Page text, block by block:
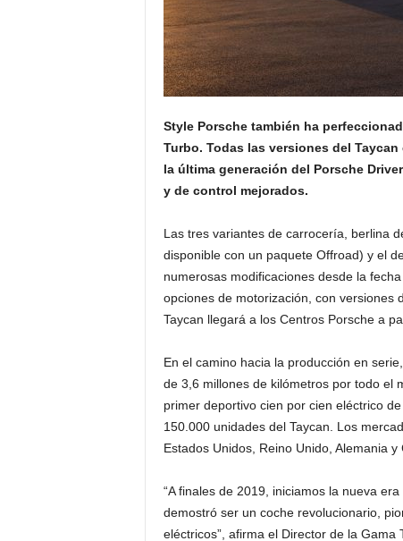
Style Porsche también ha
Turbo. Todas las versiones del
la última generación del Porsche
y de control mejorados.
Las tres variantes de carrocería, berlina
disponible con un paquete Offroad) y el
numerosas modificaciones desde la
opciones de motorización, con versiones
Taycan llegará a los Centros Porsche a
En el camino hacia la producción en
de 3,6 millones de kilómetros por todo el
primer deportivo cien por cien eléctrico
150.000 unidades del Taycan. Los
Estados Unidos, Reino Unido, Alemania y
“A finales de 2019, iniciamos la nueva
demostró ser un coche revolucionario,
eléctricos”, afirma el Director de la Gama